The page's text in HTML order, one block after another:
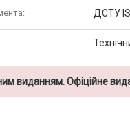
ДСТУ
виданням. Офіційне